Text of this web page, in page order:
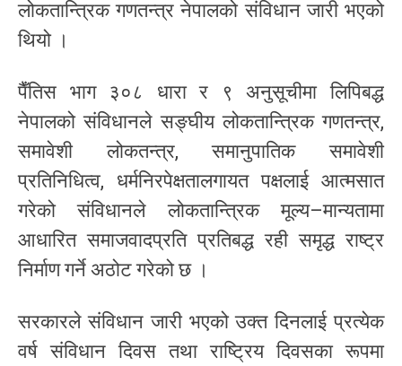
लोकतान्त्रिक गणतन्त्र नेपालको संविधान जारी भएको
थियो ।
पैँतिस भाग ३०८ धारा र ९ अनुसूचीमा लिपिबद्ध
नेपालको संविधानले सङ्घीय लोकतान्त्रिक गणतन्त्र,
समावेशी लोकतन्त्र, समानुपातिक समावेशी
प्रतिनिधित्व, धर्मनिरपेक्षतालगायत पक्षलाई आत्मसात
गरेको संविधानले लोकतान्त्रिक मूल्य–मान्यतामा
आधारित समाजवादप्रति प्रतिबद्ध रही समृद्ध राष्ट्र
निर्माण गर्ने अठोट गरेको छ ।
सरकारले संविधान जारी भएको उक्त दिनलाई प्रत्येक
वर्ष संविधान दिवस तथा राष्ट्रिय दिवसका रूपमा